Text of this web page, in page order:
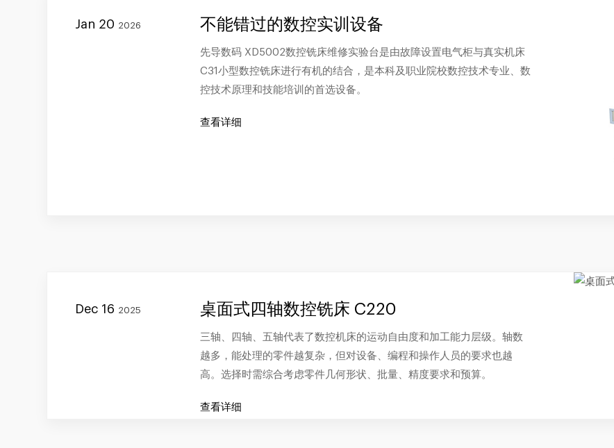
Jan 20 2026 不能错过的数控实训设备
先导数码 XD5002数控铣床维修实验台是由故障设置电气柜与真实机床
C31小型数控铣床进行有机的结合，是本科及职业院校数控技术专业、数
控技术原理和技能培训的首选设备。
查看详细
Dec 16 2025 桌面式四轴数控铣床 C220
三轴、四轴、五轴代表了数控机床的运动自由度和加工能力层级。轴数
越多，能处理的零件越复杂，但对设备、编程和操作人员的要求也越
高。选择时需综合考虑零件几何形状、批量、精度要求和预算。
查看详细